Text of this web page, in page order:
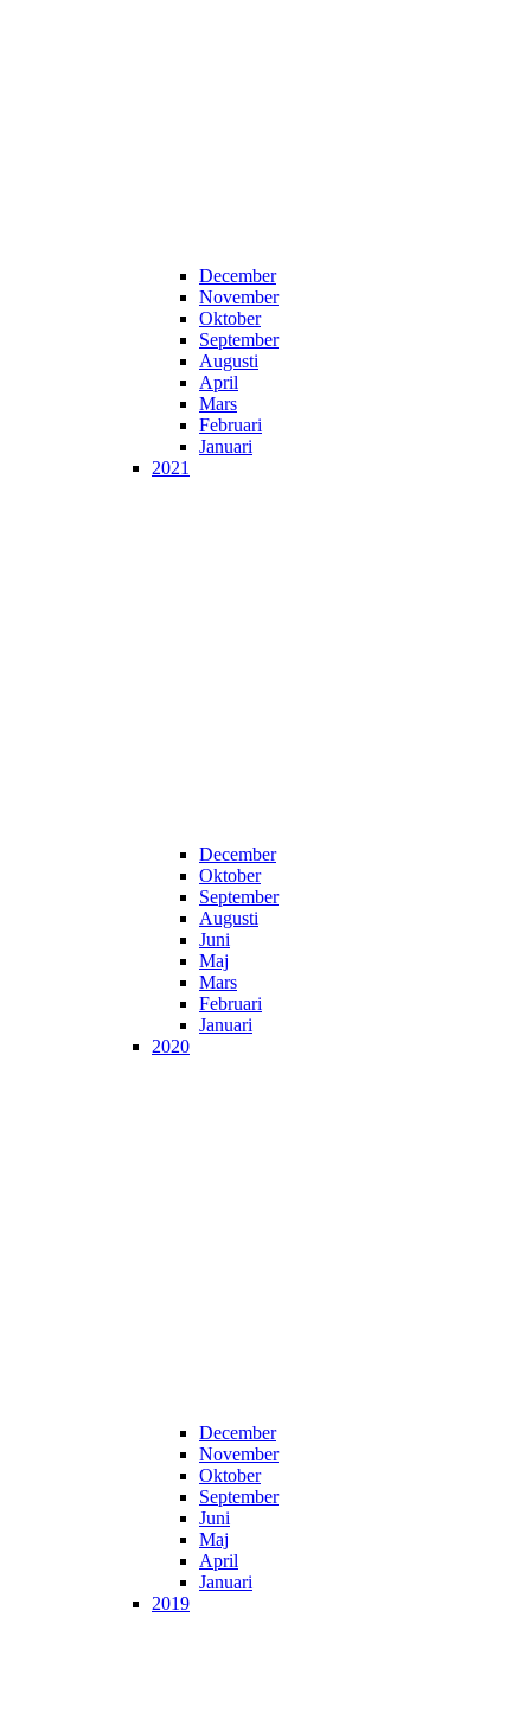
December
November
Oktober
September
Augusti
April
Mars
Februari
Januari
2021
December
Oktober
September
Augusti
Juni
Maj
Mars
Februari
Januari
2020
December
November
Oktober
September
Juni
Maj
April
Januari
2019